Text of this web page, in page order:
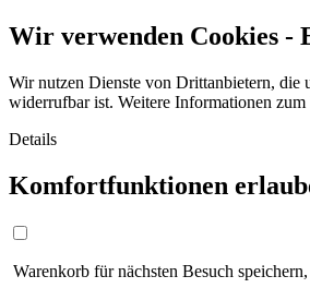
Wir verwenden Cookies -
Wir nutzen Dienste von Drittanbietern, die
widerrufbar ist. Weitere Informationen
Details
Komfortfunktionen
Warenkorb für nächsten Besuch